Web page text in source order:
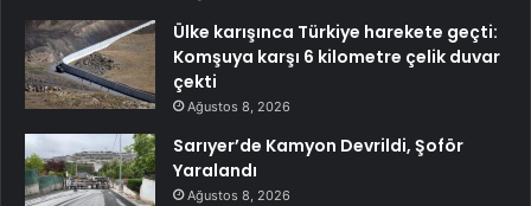
Ülke karışınca Türkiye harekete geçti:
Komşuya karşı 6 kilometre çelik duvar
çekti
Ağustos 8, 2026
Sarıyer’de Kamyon Devrildi, Şoför
Yaralandı
Ağustos 8, 2026